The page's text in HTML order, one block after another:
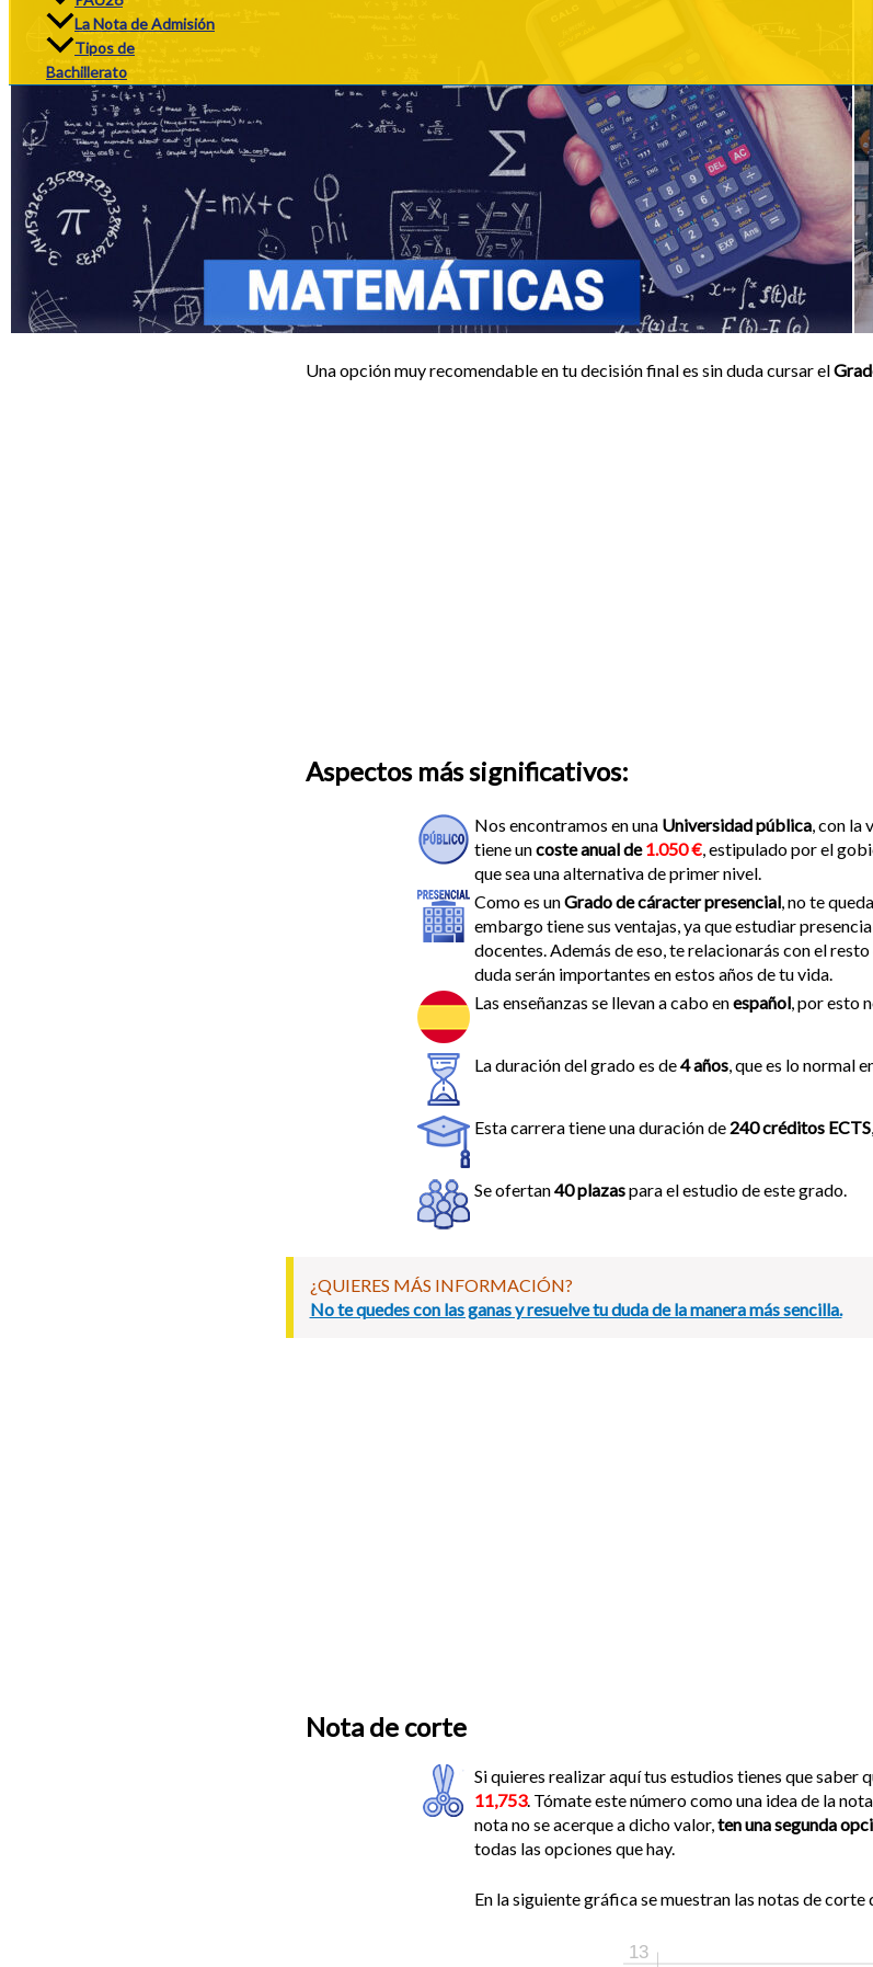
La Nota de Admisión
Tipos de
Bachillerato
Una opción muy recomendable en tu decisión final es sin duda cursar el
Aspectos más significativos:
Nos encontramos en una Universidad pública , con
tiene uncoste anual de1.050 € , estipulado por el
que sea una alternativa de primer nivel.
Como es unGrado de cáracter presencial , no te
embargo tiene sus ventajas, ya que estudiar
docentes. Además de eso, te relacionarás con el
duda serán importantes en estos años de tu vida.
Las enseñanzas se llevan a cabo enespañol , por esto
La duración del grado es de4 años , que es lo normal
Esta carrera tiene una duración de 240 créditos ECTS
Se ofertan40 plazaspara el estudio de este grado.
¿QUIERES MÁS INFORMACIÓN?
No te quedes con las ganas y resuelve tu duda de la manera más sencilla.
Nota de corte
Si quieres realizar aquí tus estudios tienes que saber
11,753. Tómate este número como una idea de la
nota no se acerque a dicho valor, ten una segunda
todas las opciones que hay.
En la siguiente gráfica se muestran las notas de corte
13